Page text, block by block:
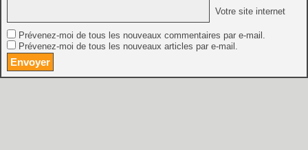
Votre site internet
Prévenez-moi de tous les nouveaux commentaires par e-mail.
Prévenez-moi de tous les nouveaux articles par e-mail.